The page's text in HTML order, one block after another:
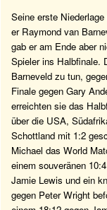
Seine erste
er Raymond van
gab er am Ende aber
Spieler ins Halbfinale.
Barneveld zu tun,
Finale gegen Gary
erreichten sie das
über die USA,
Schottland mit 1:2
Michael das World
einem souveränen
Jamie Lewis und ein
gegen Peter Wright